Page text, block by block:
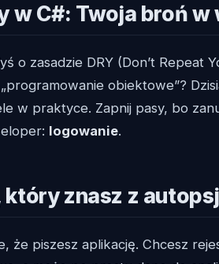
w C#: Twoja broń
o zasadzie DRY (Don’t Repeat
obiektowe”?
w praktyce. Zapnij pasy, bo
logowanie.
który znasz z
że piszesz aplikację. Chcesz